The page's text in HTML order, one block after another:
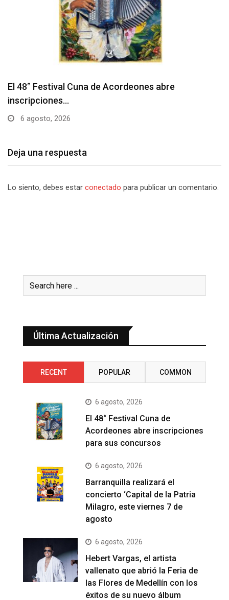
Barranquilla realizará el concierto ‘Capital de la
Patria…
6 agosto, 2026
Deja una respuesta
Lo siento, debes estar conectado para publicar un comentario.
Última Actualización
RECENT POPULAR COMMON
6 agosto, 2026
El 48° Festival Cuna de
Acordeones abre inscripciones
para sus concursos
6 agosto, 2026
Barranquilla realizará el
concierto ‘Capital de la Patria
Milagro, este viernes 7 de
agosto
6 agosto, 2026
Hebert Vargas, el artista
vallenato que abrió la Feria de
las Flores de Medellín con los
éxitos de su nuevo álbum